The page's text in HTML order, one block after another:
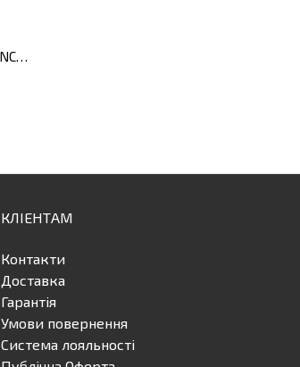
Форма для випікання LEO BALANCE, кругла, 23 х 5 см
КЛІЕНТАМ
Контакти
Доставка
Гарантія
Умови повернення
Система лояльності